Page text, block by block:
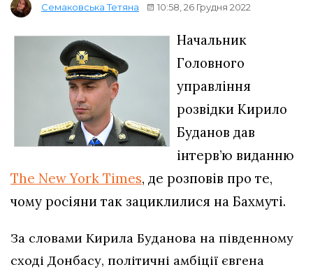
Семаковська Тетяна 10:58, 26 Грудня 2022
Начальник
Головного
управління
розвідки Кирило
Буданов дав
інтерв’ю виданню
The New York Times, де розповів про те,
чому росіяни так зациклилися на Бахмуті.
За словами Кирила Буданова на південному
сході Донбасу, політичні амбіції євгена